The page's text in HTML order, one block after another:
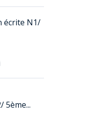
écrite N1/
5ème...